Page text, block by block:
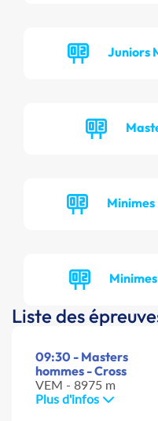
Juniors
Minimes
Liste des
09:30 - Masters
hommes - Cross
VEM - 8975 m
Plus d'infos